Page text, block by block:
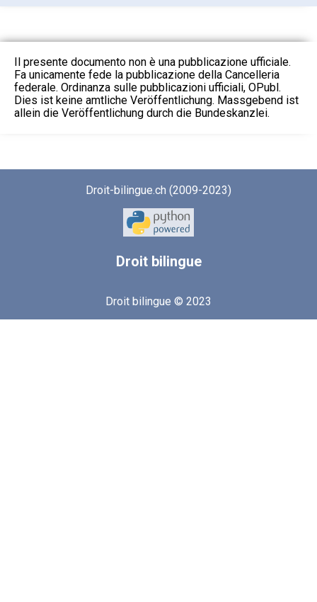
Il presente documento non è una pubblicazione ufficiale.
Fa unicamente fede la pubblicazione della Cancelleria
federale. Ordinanza sulle pubblicazioni ufficiali, OPubl.
Dies ist keine amtliche Veröffentlichung. Massgebend ist
allein die Veröffentlichung durch die Bundeskanzlei.
Droit-bilingue.ch (2009-2023)
Droitbilingue
Droit bilingue © 2023